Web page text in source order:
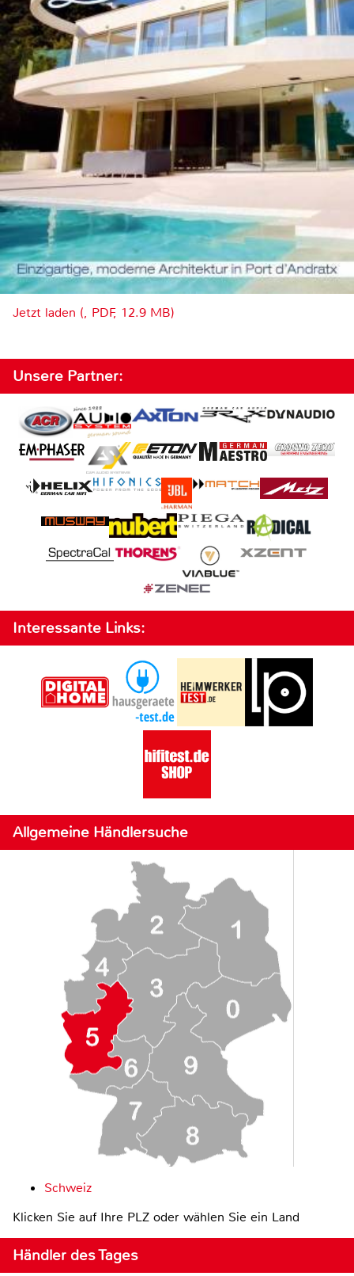
Jetzt laden (, PDF, 12.9 MB)
Unsere Partner:
Interessante Links:
Allgemeine Händlersuche
Schweiz
Klicken Sie auf Ihre PLZ oder wählen Sie ein Land
Händler des Tages